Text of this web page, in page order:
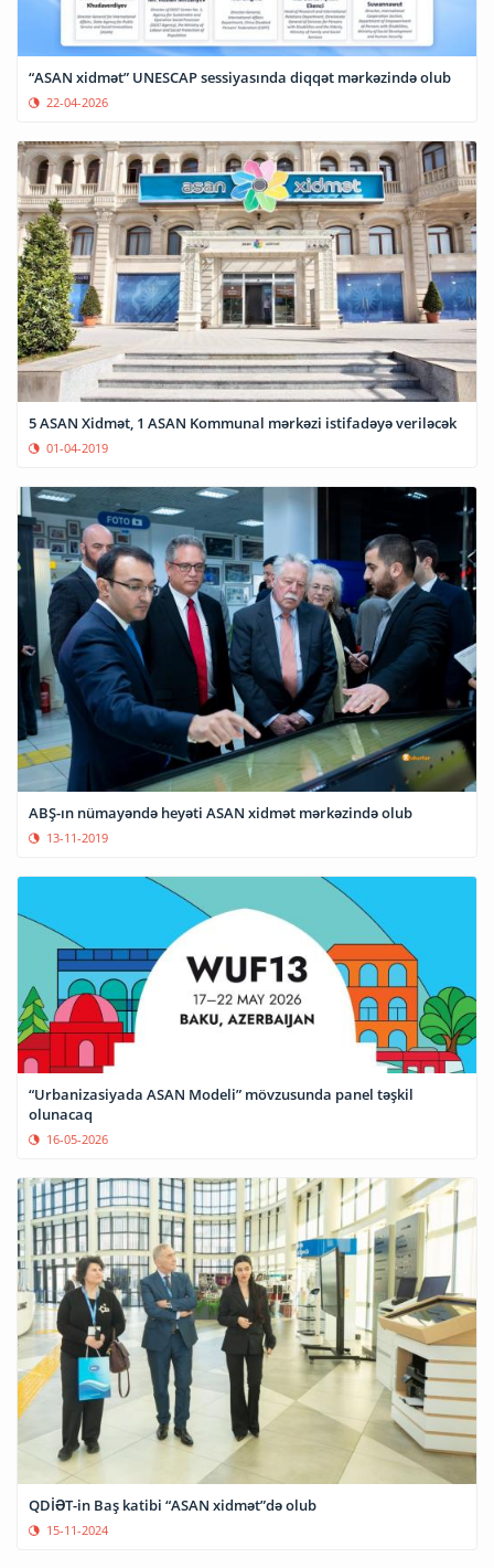
“ASAN xidmət” UNESCAP sessiyasında diqqət mərkəzində olub
22-04-2026
5 ASAN Xidmət, 1 ASAN Kommunal mərkəzi istifadəyə veriləcək
01-04-2019
ABŞ-ın nümayəndə heyəti ASAN xidmət mərkəzində olub
13-11-2019
“Urbanizasiyada ASAN Modeli” mövzusunda panel təşkil
olunacaq
16-05-2026
QDİƏT-in Baş katibi “ASAN xidmət”də olub
15-11-2024